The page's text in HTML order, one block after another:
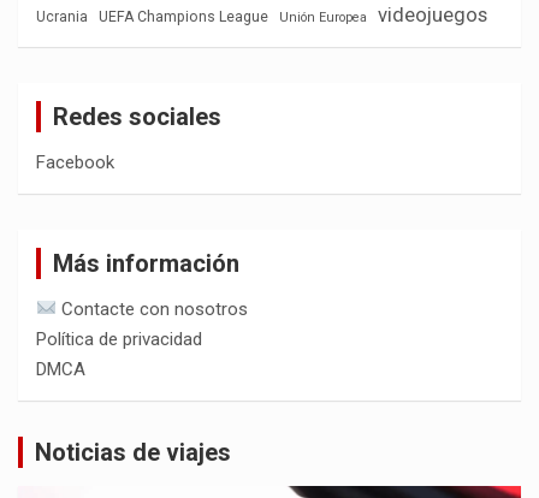
Ucrania
UEFA Champions League Unión Europea videojuegos
Redes sociales
Facebook
Más información
Contacte con nosotros
Política de privacidad
DMCA
Noticias de viajes